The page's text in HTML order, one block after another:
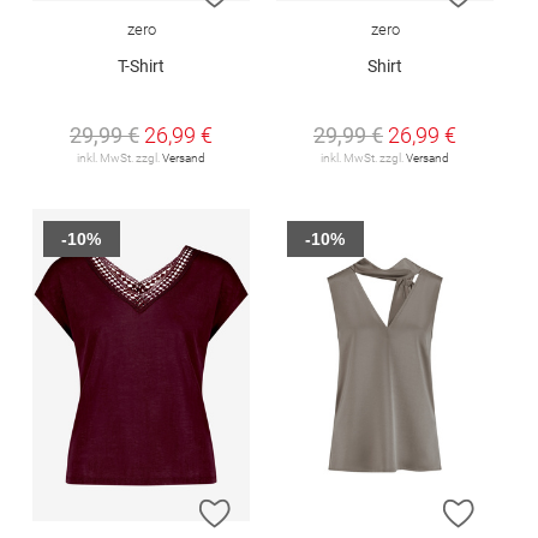
zero
T-Shirt
29,99 € 26,99 €
inkl. MwSt. zzgl.Versand
zero
Shirt
29,99 € 26,99 €
inkl. MwSt. zzgl.Versand
ZUR WUNSCHLISTE HINZUFÜGEN
-10%
ZUR
-10%